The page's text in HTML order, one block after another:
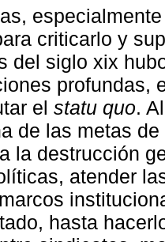
criticarlo y
del siglo xix
profundas,
el statu quo.
de las metas
la destrucción
atender
hasta